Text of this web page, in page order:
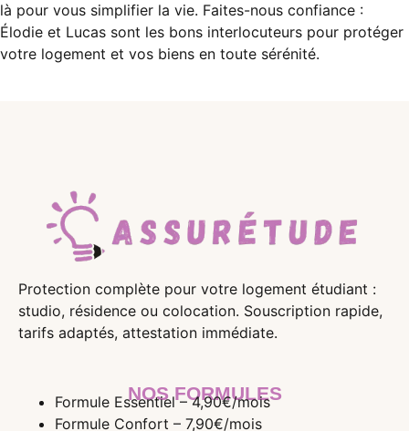
là pour vous simplifier la vie. Faites-nous confiance :
Élodie et Lucas sont les bons interlocuteurs pour protéger
votre logement et vos biens en toute sérénité.
Protection complète pour votre logement étudiant :
studio, résidence ou colocation. Souscription rapide,
tarifs adaptés, attestation immédiate.
NOS FORMULES
Formule Essentiel – 4,90€/mois
Formule Confort – 7,90€/mois